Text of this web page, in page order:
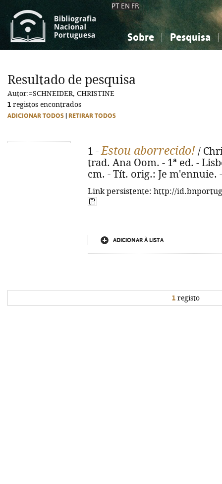
PT EN FR
Sobre Pesquisa
Ciências sociais...
Ciências sociais...
Resultado de pesquisa
Autor:=SCHNEIDER, CHRISTINE
1 registos encontrados
ADICIONAR TODOS RETIRAR TODOS
1 -Estou aborrecido! /
trad. Ana Oom. - 1ª ed. -
cm. - Tít. orig.: Je m'ennuie.
Link persistente: http://
ADICIONAR À LISTA
1 registo